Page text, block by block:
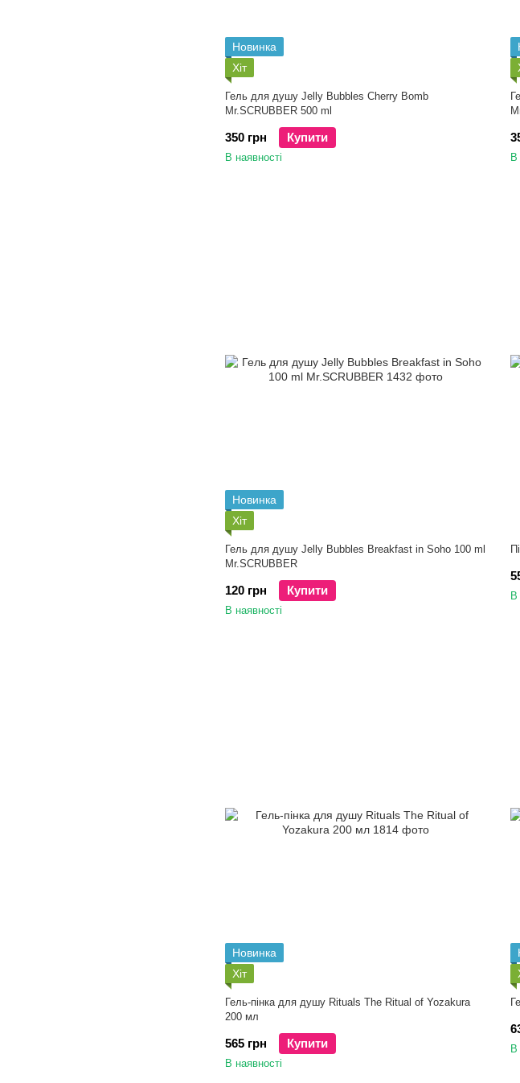
Новинка
Хіт
Гель для душу Jelly Bubbles Cherry Bomb
Mr.SCRUBBER 500 ml
350 грн Купити
В наявності В
Новинка
Хіт
Гель для душу Jelly Bubbles Breakfast in Soho 100 ml
Mr.SCRUBBER
120 грн Купити
В наявності
В
Новинка
Хіт
Гель-пінка для душу Rituals The Ritual of Yozakura
200 мл
565 грн Купити
В наявності
В